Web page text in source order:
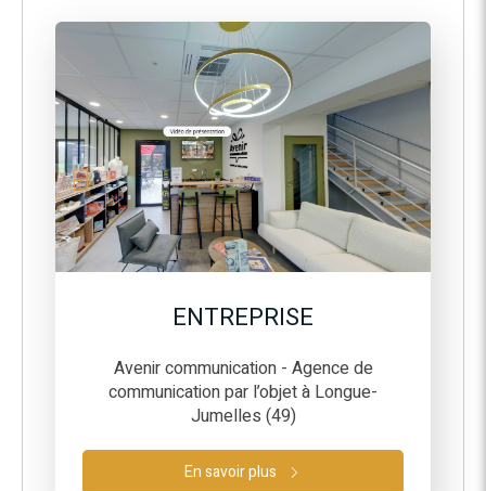
ENTREPRISE
Avenir communication - Agence de
communication par l’objet à Longue-
Jumelles (49)
En savoir plus